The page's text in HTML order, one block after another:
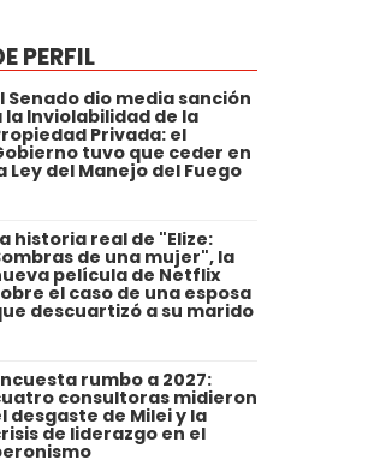
PERFIL
Senado dio media sanción
la Inviolabilidad de la
Privada: el
tuvo que ceder en
Ley del Manejo del Fuego
historia real de "Elize:
de una mujer", la
película de Netflix
el caso de una esposa
descuartizó a su marido
rumbo a 2027:
consultoras midieron
desgaste de Milei y la
de liderazgo en el